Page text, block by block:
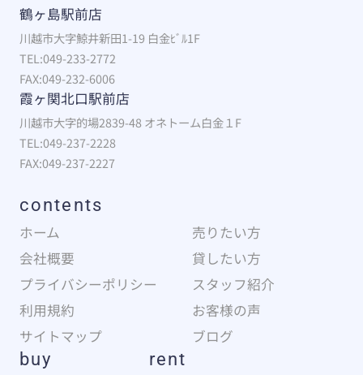
鶴ヶ島駅前店
川越市大字鯨井新田1-19 白金ﾋﾞﾙ1F
TEL:049-233-2772
FAX:049-232-6006
霞ヶ関北口駅前店
川越市大字的場2839-48 オネトーム白金１F
TEL:049-237-2228
FAX:049-237-2227
contents
ホーム
売りたい方
会社概要
貸したい方
プライバシーポリシー
スタッフ紹介
利用規約
お客様の声
サイトマップ
ブログ
buy rent